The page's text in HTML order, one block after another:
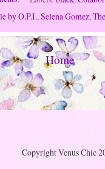
by O.P.I.,Selena Gomez,
Home
Copyright Venus Chic